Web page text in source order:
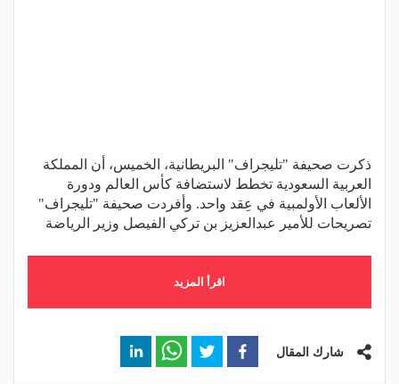
ذكرت صحيفة "تليجراف" البريطانية، الخميس، أن المملكة
العربية السعودية تخطط لاستضافة كأس العالم ودورة
الألعاب الأولمبية في عِقد واحد. وأفردت صحيفة "تليجراف"
تصريحات للأمير عبدالعزيز بن تركي الفيصل وزير الرياضة
اقرأ المزيد
شارك المقال